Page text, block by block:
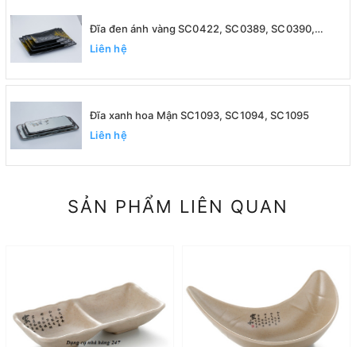
Đĩa đen ánh vàng SC0422, SC0389, SC0390,
SC0391
Liên hệ
Đĩa xanh hoa Mận SC1093, SC1094, SC1095
Liên hệ
SẢN PHẨM LIÊN QUAN